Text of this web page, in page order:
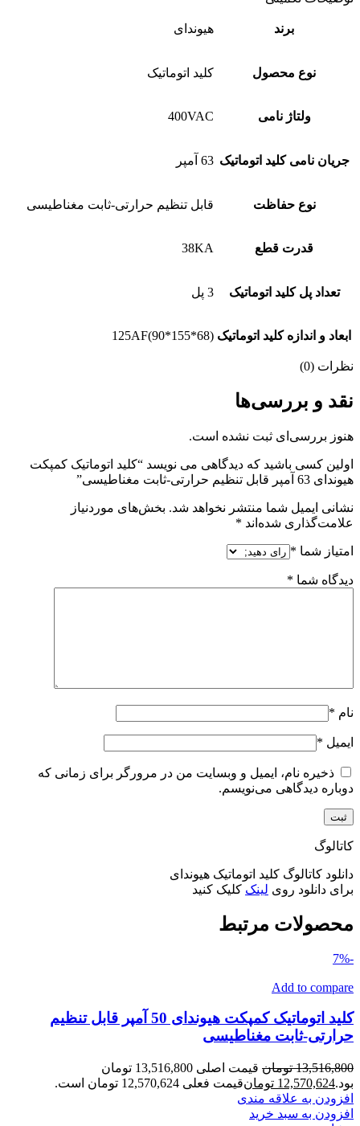
برند هیوندای
نوع محصول کلید اتوماتیک
ولتاژ نامی 400VAC
جریان نامی کلید اتوماتیک 63 آمپر
نوع حفاظت قابل تنظیم حرارتی-ثابت مغناطیسی
قدرت قطع 38KA
تعداد پل کلید اتوماتیک 3 پل
ابعاد و اندازه کلید اتوماتیک 125AF(90*155*68)
نظرات (0)
نقد و بررسی‌ها
هنوز بررسی‌ای ثبت نشده است.
اولین کسی باشید که دیدگاهی می نویسد “کلید اتوماتیک کمپکت
هیوندای 63 آمپر قابل تنظیم حرارتی-ثابت مغناطیسی”
نشانی ایمیل شما منتشر نخواهد شد. بخش‌های موردنیاز
علامت‌گذاری شده‌اند *
امتیاز شما *
دیدگاه شما *
نام *
ایمیل *
ذخیره نام، ایمیل و وبسایت من در مرورگر برای زمانی که
دوباره دیدگاهی می‌نویسم.
کاتالوگ
دانلود کاتالوگ کلید اتوماتیک هیوندای
برای دانلود روی لینک کلیک کنید
محصولات مرتبط
-7%
Add to compare
کلید اتوماتیک کمپکت هیوندای 50 آمپر قابل تنظیم
حرارتی-ثابت مغناطیسی
13,516,800 تومان
قیمت اصلی 13,516,800 تومان
بود.12,570,624 تومانقیمت فعلی 12,570,624 تومان است.
افزودن به علاقه مندی
افزودن به سبد خرید